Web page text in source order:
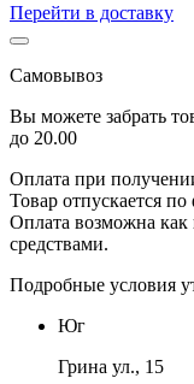
Перейти в доставку
Самовывоз
Вы можете забрать
до 20.00
Оплата при
Товар отпускается
Оплата возможна
средствами.
Подробные условия
Юг
Грина ул., 15